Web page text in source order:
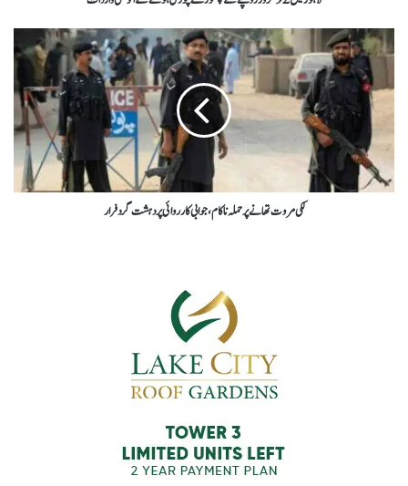
لکی مروت تھانے پر حملہ ناکام ، جوابی کارروائی پر دہشت گرد فرار